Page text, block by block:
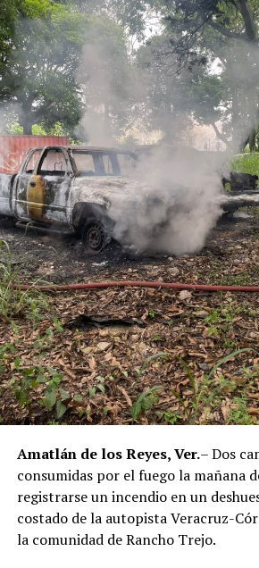
nueve meses de prisión.
Los ahora sentenciados formaban
Municipal de Coscomatepec
del alcalde de Movimiento
Muñoz, y permanecerán recluidos
Reinserción Social de Mediana
Amatlán de los Reyes, donde
Aunque durante el operativo fueron
policías municipales, la sentencia
corresponde únicamente a seis de
momento, las autoridades no han
jurídica del séptimo implicado.
El caso evidenció presuntas
corporación policiaca y motivó la
autoridades estatales y federales, en
reforzamiento de las
públicos relacionados con
La sentencia representa uno de los
derivados de aquel operativo y
responsabilidad penal de los
relacionados con la posesión de droga
Amatlán de los Reyes, Ver.– Dos
consumidas por el fuego la mañana
registrarse un incendio en un
costado de la autopista Veracruz-
la comunidad de Rancho Trejo.